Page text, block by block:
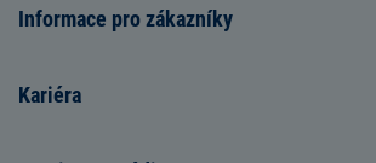
Informace pro zákazníky
Kariéra